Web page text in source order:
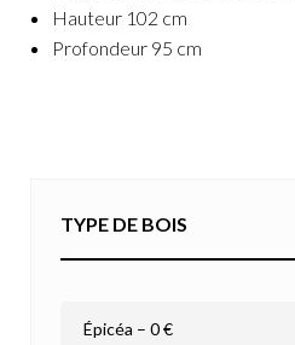
Hauteur 102 cm
Profondeur 95 cm
TYPE DE BOIS